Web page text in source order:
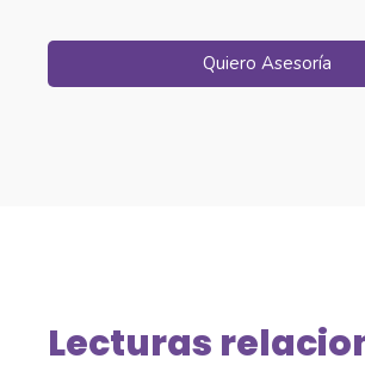
Quiero Asesoría
Lecturas